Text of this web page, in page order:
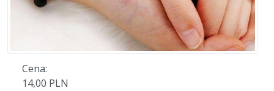
Cena:
14,00 PLN